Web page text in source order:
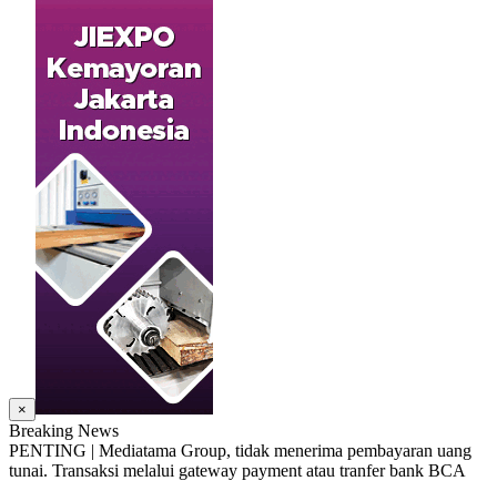
×
Breaking News
PENTING | Mediatama Group, tidak menerima pembayaran uang
tunai. Transaksi melalui gateway payment atau tranfer bank BCA